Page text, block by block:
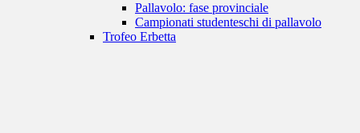
Pallavolo: fase provinciale
Campionati studenteschi di pallavolo
Trofeo Erbetta